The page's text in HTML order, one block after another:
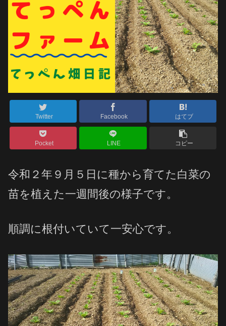
Twitter Facebook はてブ
Pocket LINE コピー
令和２年９月５日に種から育てた白菜の
苗を植えた一週間後の様子です。
順調に根付いていて一安心です。